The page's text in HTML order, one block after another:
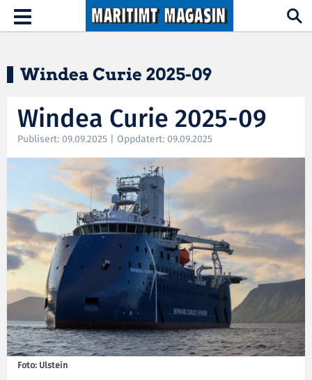
Hopp til hovedinnhold
Toggle
navigation
Windea Curie 2025-09
Windea Curie 2025-09
Publisert: 09.09.2025 | Oppdatert: 09.09.2025
Foto: Ulstein